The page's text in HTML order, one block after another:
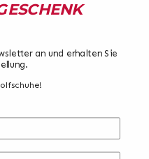
an und erhalten Sie